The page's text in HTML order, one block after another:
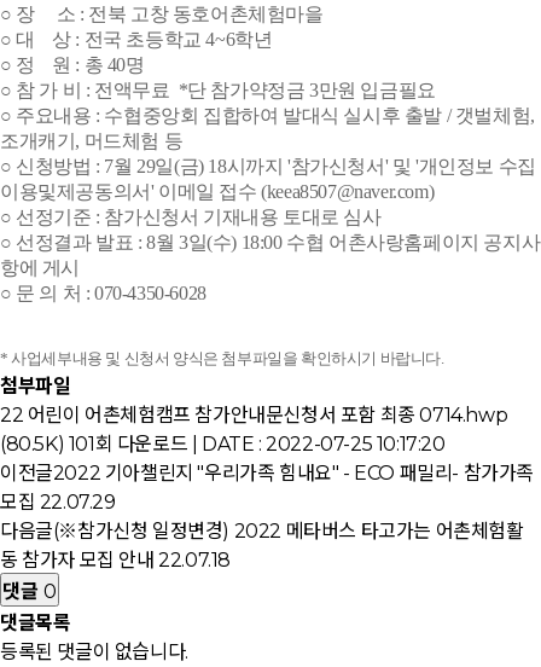
○ 장 소 : 전북 고창 동호어촌체험마을
○ 대 상 : 전국 초등학교 4~6학년
○ 정 원 : 총 40명
○ 참 가 비 : 전액무료 *단 참가약정금 3만원 입금필요
○ 주요내용 : 수협중앙회 집합하여 발대식 실시후 출발 / 갯벌체험,
조개캐기, 머드체험 등
○ 신청방법 : 7월 29일(금) 18시까지 '참가신청서' 및 '개인정보 수집
이용및제공동의서' 이메일 접수 (keea8507@naver.com)
○ 선정기준 : 참가신청서 기재내용 토대로 심사
○ 선정결과 발표 : 8월 3일(수) 18:00 수협 어촌사랑홈페이지 공지사
항에 게시
○ 문 의 처 : 070-4350-6028
* 사업세부내용 및 신청서 양식은 첨부파일을 확인하시기 바랍니다.
첨부파일
22 어린이 어촌체험캠프 참가안내문신청서 포함 최종 0714.hwp
(80.5K) 101회 다운로드 | DATE : 2022-07-25 10:17:20
이전글2022 기아챌린지 "우리가족 힘내요" - ECO 패밀리- 참가가족
모집 22.07.29
다음글(※참가신청 일정변경) 2022 메타버스 타고가는 어촌체험활
동 참가자 모집 안내 22.07.18
댓글 0
댓글목록
등록된 댓글이 없습니다.